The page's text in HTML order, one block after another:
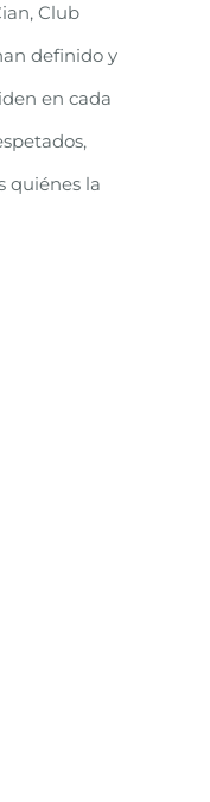
Club
definido y
en cada
quiénes la